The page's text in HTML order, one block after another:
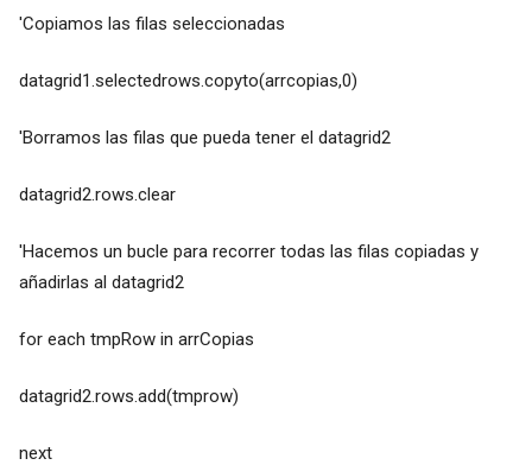
'Copiamos las filas seleccionadas
datagrid1.selectedrows.copyto(arrcopias,0)
'Borramos las filas que pueda tener el datagrid2
datagrid2.rows.clear
'Hacemos un bucle para recorrer todas las filas copiadas y
añadirlas al datagrid2
for each tmpRow in arrCopias
datagrid2.rows.add(tmprow)
next